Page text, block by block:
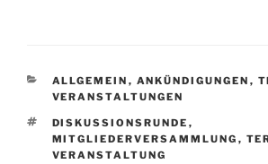
KATEGORIEN
ALLGEMEIN , ANKÜNDIGUNGEN ,
VERANSTALTUNGEN
SCHLAGWÖRTER
DISKUSSIONSRUNDE ,
MITGLIEDERVERSAMMLUNG ,
VERANSTALTUNG